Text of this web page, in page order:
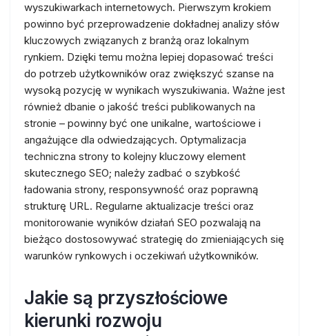
wyszukiwarkach internetowych. Pierwszym krokiem
powinno być przeprowadzenie dokładnej analizy słów
kluczowych związanych z branżą oraz lokalnym
rynkiem. Dzięki temu można lepiej dopasować treści
do potrzeb użytkowników oraz zwiększyć szanse na
wysoką pozycję w wynikach wyszukiwania. Ważne jest
również dbanie o jakość treści publikowanych na
stronie – powinny być one unikalne, wartościowe i
angażujące dla odwiedzających. Optymalizacja
techniczna strony to kolejny kluczowy element
skutecznego SEO; należy zadbać o szybkość
ładowania strony, responsywność oraz poprawną
strukturę URL. Regularne aktualizacje treści oraz
monitorowanie wyników działań SEO pozwalają na
bieżąco dostosowywać strategię do zmieniających się
warunków rynkowych i oczekiwań użytkowników.
Jakie są przyszłościowe
kierunki rozwoju